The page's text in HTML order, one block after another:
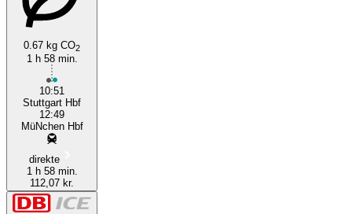
0.67 kg CO2
1 h 58 min.
10:51
Stuttgart Hbf
12:49
MüNchen Hbf
direkte
1 h 58 min.
112,07 kr.